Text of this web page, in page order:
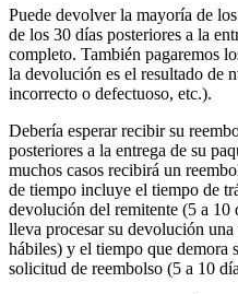
Puede devolver la mayoría de
de los 30 días posteriores a la
completo. También pagaremos
la devolución es el resultado de
incorrecto o defectuoso, etc.).
Debería esperar recibir su
posteriores a la entrega de su
muchos casos recibirá un
de tiempo incluye el tiempo de
devolución del remitente (5 a 10
lleva procesar su devolución
hábiles) y el tiempo que demora
solicitud de reembolso (5 a 10